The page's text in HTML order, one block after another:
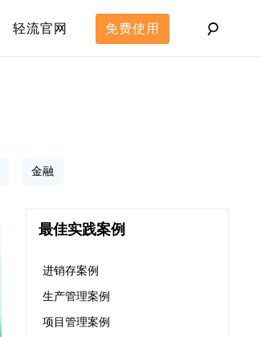
轻流官网 免费使用
金融
最佳实践案例
进销存案例
生产管理案例
项目管理案例